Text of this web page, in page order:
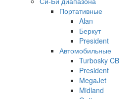
Портативные
Alan
Беркут
President
Автомобильные
Turbosky CB
President
MegaJet
Midland